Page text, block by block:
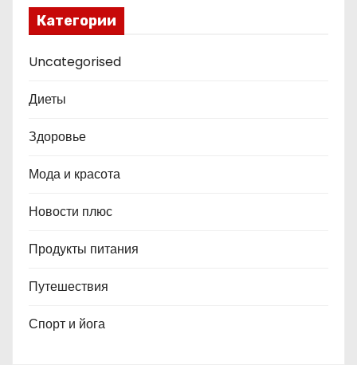
Категории
Uncategorised
Диеты
Здоровье
Мода и красота
Новости плюс
Продукты питания
Путешествия
Спорт и йога